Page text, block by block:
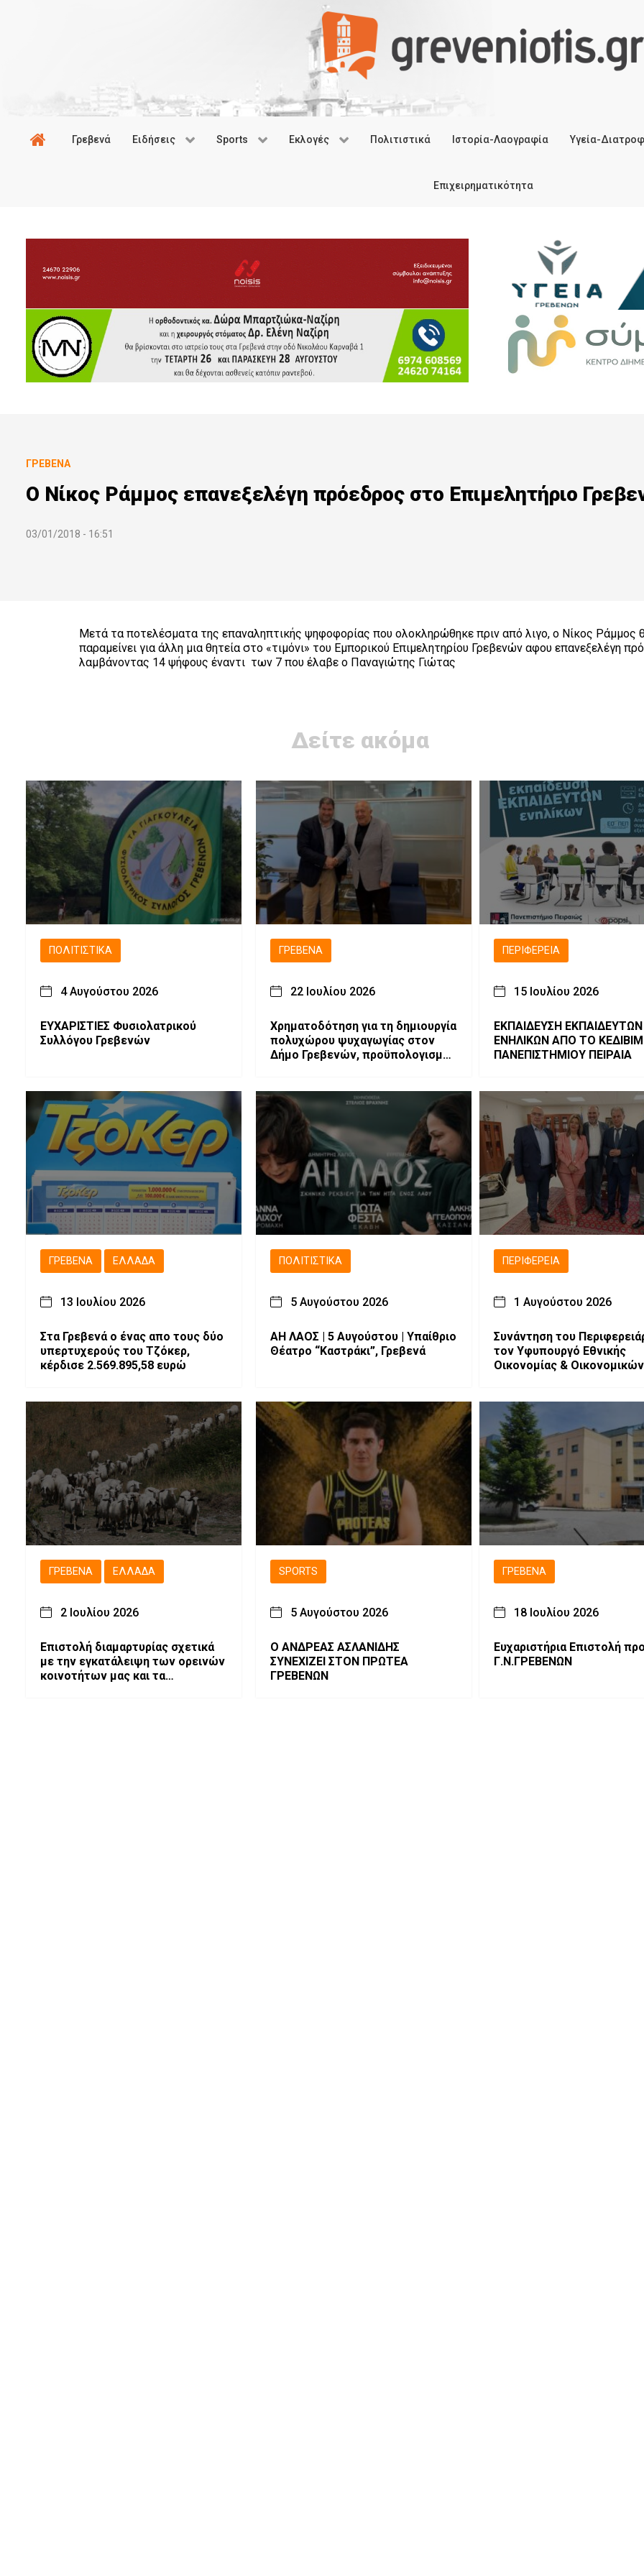
Γρεβενά Ειδήσεις Sports Εκλογές Πολιτιστικά Ιστορία-Λαογραφία Υγεία-
Επιχειρηματικότητα
ΓΡΕΒΕΝΆ
Ο Νίκος Ράμμος επανεξελέγη πρόεδρος στο Επιμελητήριο
03/01/2018 - 16:51
Μετά τα ποτελέσματα της επαναληπτικής ψηφοφορίας που ολοκληρώθηκε πριν από λιγο, ο Νίκος Ράμμος
παραμείνει για άλλη μια θητεία στο «τιμόνι» του Εμπορικού Επιμελητηρίου Γρεβενών αφου επανεξελέγη
λαμβάνοντας 14 ψήφους έναντι των 7 που έλαβε ο Παναγιώτης Γιώτας
Δείτε ακόμα
ΠΟΛΙΤΙΣΤΙΚΆ
4 Αυγούστου 2026
ΕΥΧΑΡΙΣΤΙΕΣ Φυσιολατρικού
Συλλόγου Γρεβενών
ΓΡΕΒΕΝΆ
22 Ιουλίου 2026
Χρηματοδότηση για τη δημιουργία
πολυχώρου ψυχαγωγίας στον
Δήμο Γρεβενών, προϋπολογισμού
ΠΕΡΙΦΈΡΕΙΑ
15 Ιουλίου 2026
ΕΚΠΑΙΔΕΥΣΗ ΕΚΠΑΙΔΕΥΤΩΝ
ΕΝΗΛΙΚΩΝ ΑΠΟ ΤΟ
ΠΑΝΕΠΙΣΤΗΜΙΟΥ ΠΕΙΡΑΙΑ
ΓΡΕΒΕΝΆ ΕΛΛΆΔΑ
13 Ιουλίου 2026
Στα Γρεβενά ο ένας απο τους δύο
υπερτυχερούς του Τζόκερ,
κέρδισε 2.569.895,58 ευρώ
ΠΟΛΙΤΙΣΤΙΚΆ
5 Αυγούστου 2026
ΑΗ ΛΑΟΣ | 5 Αυγούστου | Υπαίθριο
Θέατρο “Καστράκι”, Γρεβενά
ΠΕΡΙΦΈΡΕΙΑ
1 Αυγούστου 2026
Συνάντηση του
τον Υφυπουργό Εθνικής
Οικονομίας & Οικονομικών
ΓΡΕΒΕΝΆ ΕΛΛΆΔΑ
2 Ιουλίου 2026
Επιστολή διαμαρτυρίας σχετικά
με την εγκατάλειψη των ορεινών
κοινοτήτων μας και τα
SPORTS
5 Αυγούστου 2026
Ο ΑΝΔΡΕΑΣ ΑΣΛΑΝΙΔΗΣ
ΣΥΝΕΧΙΖΕΙ ΣΤΟΝ ΠΡΩΤΕΑ
ΓΡΕΒΕΝΩΝ
ΓΡΕΒΕΝΆ
18 Ιουλίου 2026
Ευχαριστήρια Επιστολή
Γ.Ν.ΓΡΕΒΕΝΩΝ